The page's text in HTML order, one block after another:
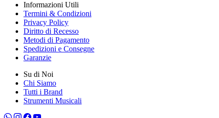
Informazioni Utili
Termini & Condizioni
Privacy Policy
Diritto di Recesso
Metodi di Pagamento
Spedizioni e Consegne
Garanzie
Su di Noi
Chi Siamo
Tutti i Brand
Strumenti Musicali